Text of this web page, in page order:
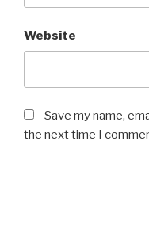
Website
Save my name,
the next time I